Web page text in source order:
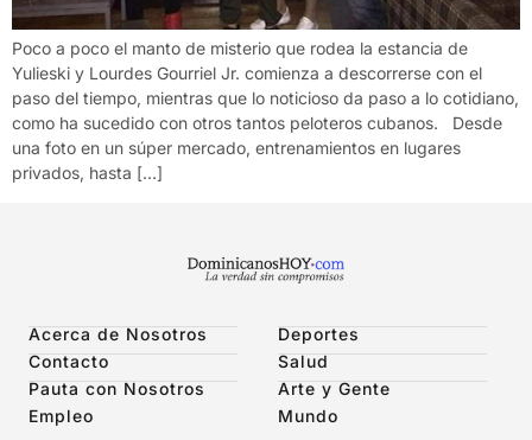
Poco a poco el manto de misterio que rodea la estancia de
Yulieski y Lourdes Gourriel Jr. comienza a descorrerse con el
paso del tiempo, mientras que lo noticioso da paso a lo cotidiano,
como ha sucedido con otros tantos peloteros cubanos. Desde
una foto en un súper mercado, entrenamientos en lugares
privados, hasta […]
Acerca de Nosotros
Contacto
Pauta con Nosotros
Empleo
Deportes
Salud
Arte y Gente
Mundo